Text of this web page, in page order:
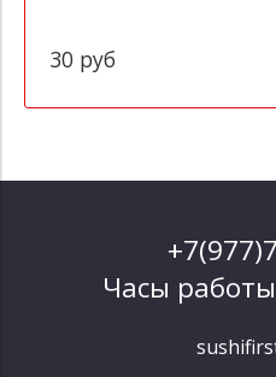
30 руб
Часы